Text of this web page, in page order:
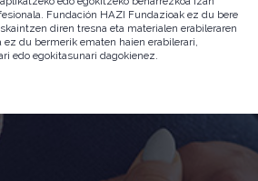
Fundación HAZI Fundazioak ez du bere
diren tresna eta materialen erabileraren
du bermerik ematen haien erabilerari,
edo egokitasunari dagokienez.